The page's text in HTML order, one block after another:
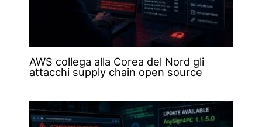
AWS collega alla Corea del Nord gli
attacchi supply chain open source